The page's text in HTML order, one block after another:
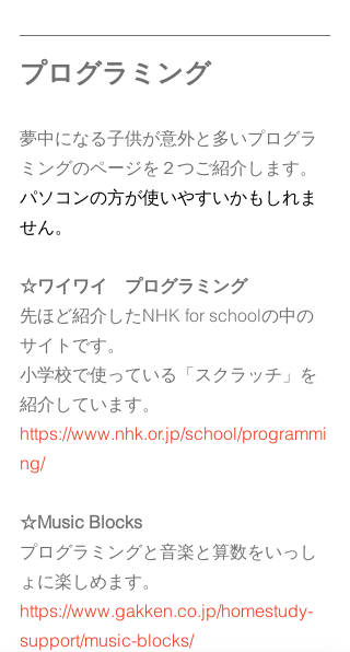
プログラミング
夢中になる子供が意外と多いプログラ
ミングのページを２つご紹介します。
パソコンの方が使いやすいかもしれま
せん。
☆ワイワイ　プログラミング
先ほど紹介したNHK for schoolの中の
サイトです。
小学校で使っている「スクラッチ」を
紹介しています。
https://www.nhk.or.jp/school/programmi
ng/
☆Music Blocks
プログラミングと音楽と算数をいっし
ょに楽しめます。
https://www.gakken.co.jp/homestudy-
support/music-blocks/